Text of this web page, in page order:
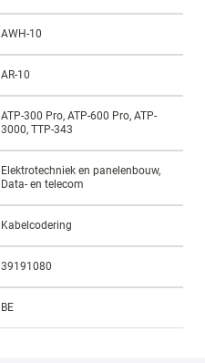
AWH-10
AR-10
ATP-300 Pro, ATP-600 Pro, ATP-
3000, TTP-343
Elektrotechniek en panelenbouw,
Data- en telecom
Kabelcodering
39191080
BE